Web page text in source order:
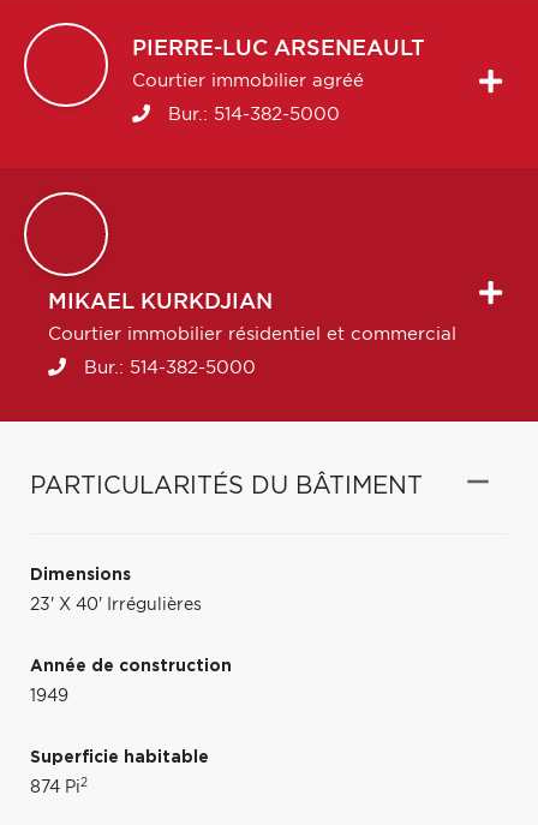
PIERRE-LUC ARSENEAULT
Courtier immobilier agréé
Bur.: 514-382-5000
MIKAEL KURKDJIAN
Courtier immobilier résidentiel et commercial
Bur.: 514-382-5000
PARTICULARITÉS DU BÂTIMENT
Dimensions
23' X 40' Irrégulières
Année de construction
1949
Superficie habitable
874 Pi2